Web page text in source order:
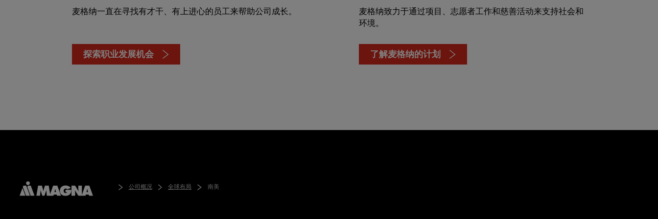
麦格纳一直在寻找有才干、有上进心的员工来帮助公司成长。
麦格纳致力于通过项目、志愿者工作和慈善活动来支持社会和
环境。
探索职业发展机会 了解麦格纳的计划
公司概况 全球布局 南美